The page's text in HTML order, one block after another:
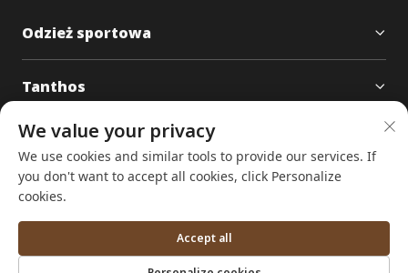
Odzież sportowa
Tanthos
Kontakt
ADD：Pokój 1108, Budynek 1, nr 7 Jinan South Street, dzielnica Jinan, Zhuji, Zheji
ang, Chiny
We value your privacy
We use cookies and similar tools to provide our services. If
you don't want to accept all cookies, click Personalize
cookies.
Accept all